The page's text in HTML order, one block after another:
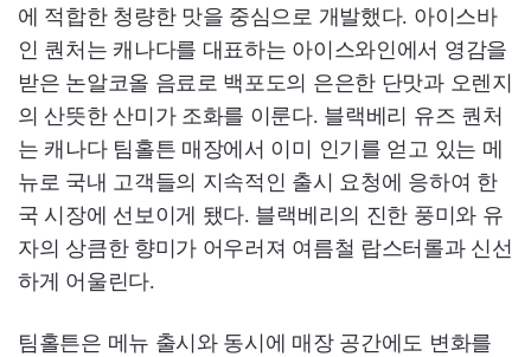
에 적합한 청량한 맛을 중심으로 개발했다. 아이스바
인 퀀처는 캐나다를 대표하는 아이스와인에서 영감을
받은 논알코올 음료로 백포도의 은은한 단맛과 오렌지
의 산뜻한 산미가 조화를 이룬다. 블랙베리 유즈 퀀처
는 캐나다 팀홀튼 매장에서 이미 인기를 얻고 있는 메
뉴로 국내 고객들의 지속적인 출시 요청에 응하여 한
국 시장에 선보이게 됐다. 블랙베리의 진한 풍미와 유
자의 상큼한 향미가 어우러져 여름철 랍스터롤과 신선
하게 어울린다.
팀홀튼은 메뉴 출시와 동시에 매장 공간에도 변화를